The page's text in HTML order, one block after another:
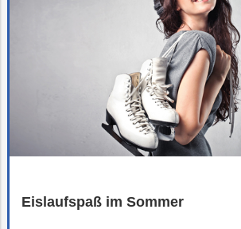
Eislaufspaß im Sommer